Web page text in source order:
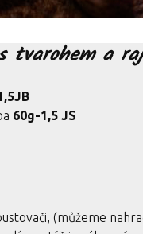
tvarohem a
60g-1,5 JS
(můžeme